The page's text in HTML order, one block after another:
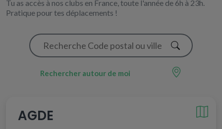
Tu as accès à nos clubs en France, toute l'année de 6h à 23h.
Pratique pour tes déplacements !
Rechercher autour de moi
AGDE